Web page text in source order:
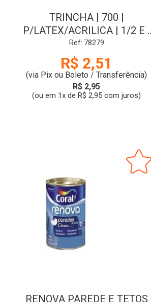
TRINCHA | 700 |
P/LATEX/ACRILICA | 1/2 E |
CONDOR
Ref: 78279
R$ 2,51
(via Pix ou Boleto / Transferência)
R$ 2,95
(ou em 1x de R$ 2,95 com juros)
RENOVA PAREDE E TETOS